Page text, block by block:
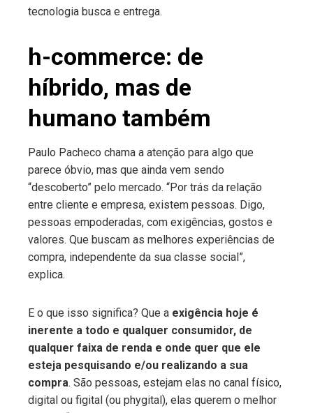
tecnologia busca e entrega.
h-commerce: de
híbrido, mas de
humano também
Paulo Pacheco chama a atenção para algo que
parece óbvio, mas que ainda vem sendo
“descoberto” pelo mercado. “Por trás da relação
entre cliente e empresa, existem pessoas. Digo,
pessoas empoderadas, com exigências, gostos e
valores. Que buscam as melhores experiências de
compra, independente da sua classe social”,
explica.
E o que isso significa? Que a exigência hoje é
inerente a todo e qualquer consumidor, de
qualquer faixa de renda e onde quer que ele
esteja pesquisando e/ou realizando a sua
compra. São pessoas, estejam elas no canal físico,
digital ou figital (ou phygital), elas querem o melhor